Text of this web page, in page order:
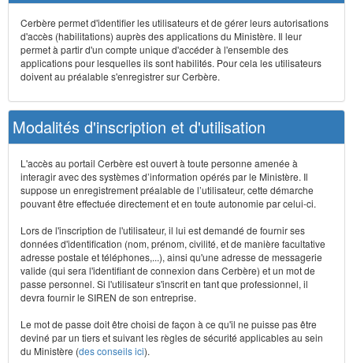
Cerbère permet d'identifier les utilisateurs et de gérer leurs autorisations
d'accès (habilitations) auprès des applications du Ministère. Il leur
permet à partir d'un compte unique d'accéder à l'ensemble des
applications pour lesquelles ils sont habilités. Pour cela les utilisateurs
doivent au préalable s'enregistrer sur Cerbère.
Modalités d'inscription et d'utilisation
L'accès au portail Cerbère est ouvert à toute personne amenée à
interagir avec des systèmes d’information opérés par le Ministère. Il
suppose un enregistrement préalable de l’utilisateur, cette démarche
pouvant être effectuée directement et en toute autonomie par celui-ci.
Lors de l'inscription de l'utilisateur, il lui est demandé de fournir ses
données d'identification (nom, prénom, civilité, et de manière facultative
adresse postale et téléphones,...), ainsi qu'une adresse de messagerie
valide (qui sera l'identifiant de connexion dans Cerbère) et un mot de
passe personnel. Si l'utilisateur s'inscrit en tant que professionnel, il
devra fournir le SIREN de son entreprise.
Le mot de passe doit être choisi de façon à ce qu'il ne puisse pas être
deviné par un tiers et suivant les règles de sécurité applicables au sein
du Ministère (des conseils ici).